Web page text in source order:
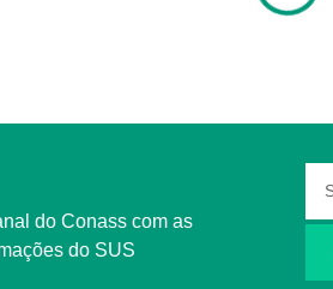
do Conass com as
do SUS